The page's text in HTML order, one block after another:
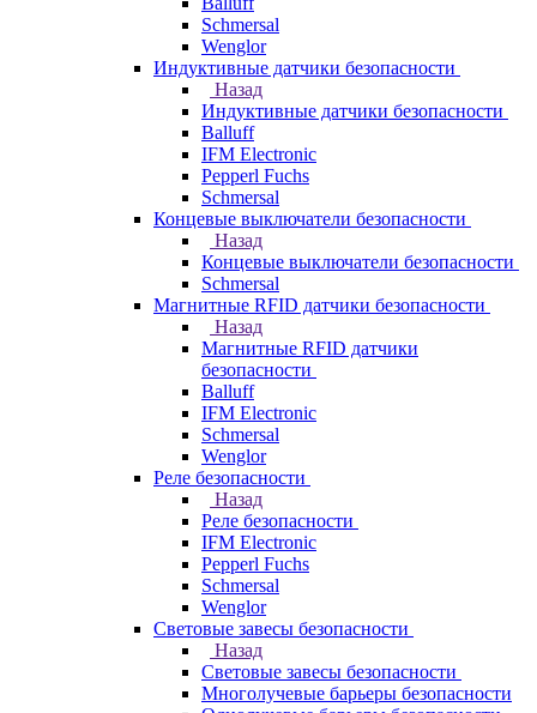
Schmersal
Wenglor
Индуктивные датчики безопасности
Назад
Индуктивные датчики безопасности
Balluff
IFM Electronic
Pepperl Fuchs
Schmersal
Концевые выключатели безопасности
Назад
Концевые выключатели безопасности
Schmersal
Магнитные RFID датчики безопасности
Назад
Магнитные RFID датчики
безопасности
Balluff
IFM Electronic
Schmersal
Wenglor
Реле безопасности
Назад
Реле безопасности
IFM Electronic
Pepperl Fuchs
Schmersal
Wenglor
Световые завесы безопасности
Назад
Световые завесы безопасности
Многолучевые барьеры безопасности